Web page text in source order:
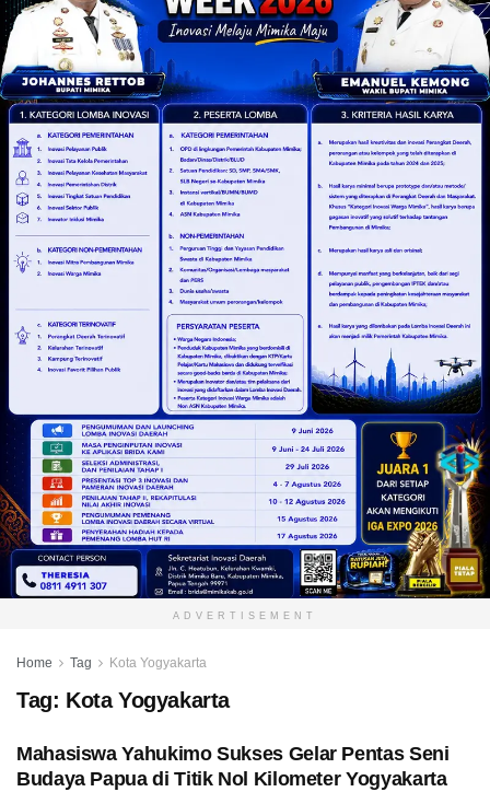
ADVERTISEMENT
Home Tag Kota Yogyakarta
Tag: Kota Yogyakarta
Mahasiswa Yahukimo Sukses Gelar Pentas Seni
Budaya Papua di Titik Nol Kilometer Yogyakarta